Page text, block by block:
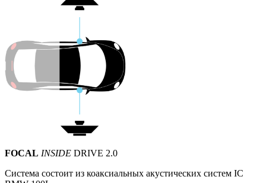
FOCAL INSIDE DRIVE 2.0
Система состоит из коаксиальных акустических систем IС